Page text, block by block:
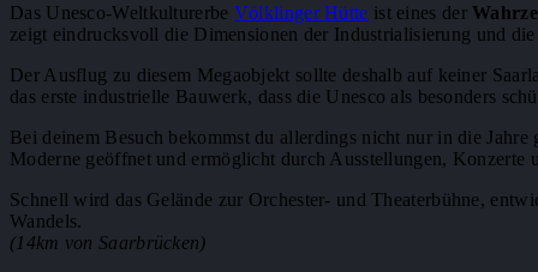
Das Unesco-Weltkulturerbe Völklinger Hütte ist eines der
zeigt eindrucksvoll die Dimensionen der Industrialisierung und
Der Ausflug zu diesem Megaobjekt sollte deshalb auf keiner
das erste industrielle Bauwerk, dass die Unesco als besonders
Bei deinem Besuch bekommst du allerdings nicht nur in die
Moderne geöffnet und ermöglicht durch Ausstellungen, Konzerte
Schnell wird das Gelände zur Orchester- und Theaterbühne,
Wandels.
(14km von Saarbrücken)